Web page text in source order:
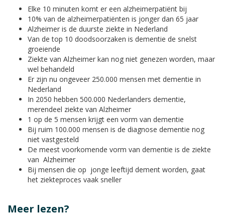
Elke 10 minuten komt er een alzheimerpatiënt bij
10% van de alzheimerpatiënten is jonger dan 65 jaar
Alzheimer is de duurste ziekte in Nederland
Van de top 10 doodsoorzaken is dementie de snelst
groeiende
Ziekte van Alzheimer kan nog niet genezen worden, maar
wel behandeld
Er zijn nu ongeveer 250.000 mensen met dementie in
Nederland
In 2050 hebben 500.000 Nederlanders dementie,
merendeel ziekte van Alzheimer
1 op de 5 mensen krijgt een vorm van dementie
Bij ruim 100.000 mensen is de diagnose dementie nog
niet vastgesteld
De meest voorkomende vorm van dementie is de ziekte
van Alzheimer
Bij mensen die op jonge leeftijd dement worden, gaat
het ziekteproces vaak sneller
Meer lezen?